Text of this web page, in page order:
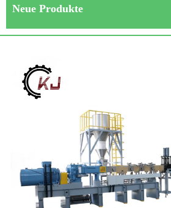
Neue Produkte